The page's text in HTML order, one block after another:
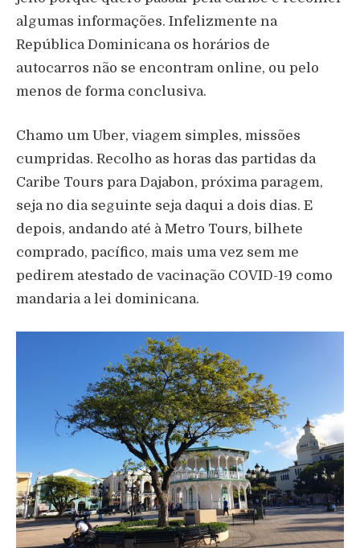
algumas informações. Infelizmente na
República Dominicana os horários de
autocarros não se encontram online, ou pelo
menos de forma conclusiva.
Chamo um Uber, viagem simples, missões
cumpridas. Recolho as horas das partidas da
Caribe Tours para Dajabon, próxima paragem,
seja no dia seguinte seja daqui a dois dias. E
depois, andando até à Metro Tours, bilhete
comprado, pacífico, mais uma vez sem me
pedirem atestado de vacinação COVID-19 como
mandaria a lei dominicana.